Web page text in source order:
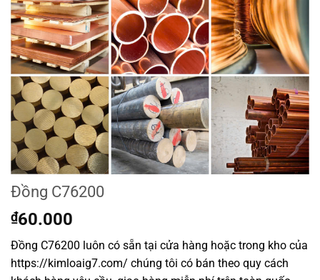
Đồng C76200
₫60.000
Đồng C76200 luôn có sẵn tại cửa hàng hoặc trong kho của
https://kimloaig7.com/ chúng tôi có bán theo quy cách